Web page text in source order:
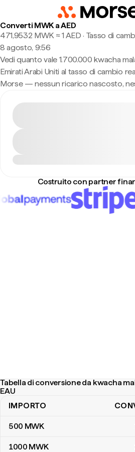
Converti MWK a AED
471,9532 MWK ≈ 1 AED · Tasso di
8 agosto, 9:56
Vedi quanto vale 1.700.000 kwacha
Emirati Arabi Uniti al tasso di cambio
Morse — nessun ricarico nascosto,
Costruito con partner
Tabella di conversione da kwacha
EAU
Tabella di conversione da kwacha
IMPORTO
500 MWK
1000 MWK